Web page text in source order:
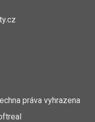
práva vyhrazena